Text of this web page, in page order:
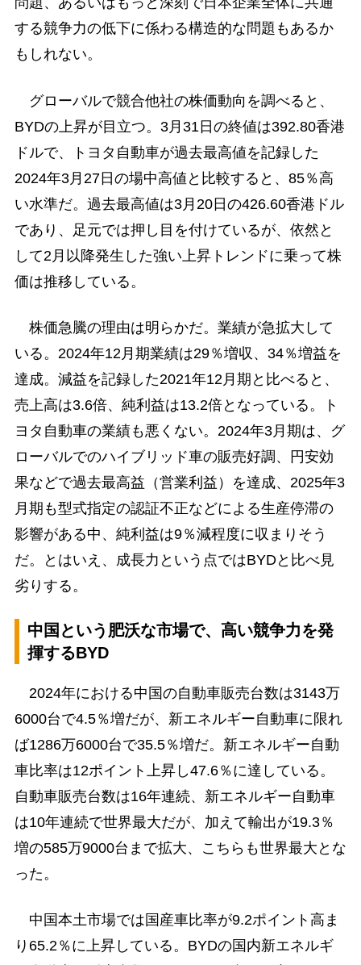
する競争力の低下に係わる構造的な問題もあるか
もしれない。
グローバルで競合他社の株価動向を調べると、
BYDの上昇が目立つ。3月31日の終値は392.80香港
ドルで、トヨタ自動車が過去最高値を記録した
2024年3月27日の場中高値と比較すると、85％高
い水準だ。過去最高値は3月20日の426.60香港ドル
であり、足元では押し目を付けているが、依然と
して2月以降発生した強い上昇トレンドに乗って株
価は推移している。
株価急騰の理由は明らかだ。業績が急拡大して
いる。2024年12月期業績は29％増収、34％増益を
達成。減益を記録した2021年12月期と比べると、
売上高は3.6倍、純利益は13.2倍となっている。ト
ヨタ自動車の業績も悪くない。2024年3月期は、グ
ローバルでのハイブリッド車の販売好調、円安効
果などで過去最高益（営業利益）を達成、2025年3
月期も型式指定の認証不正などによる生産停滞の
影響がある中、純利益は9％減程度に収まりそう
だ。とはいえ、成長力という点ではBYDと比べ見
劣りする。
中国という肥沃な市場で、高い競争力を発
揮するBYD
2024年における中国の自動車販売台数は3143万
6000台で4.5％増だが、新エネルギー自動車に限れ
ば1286万6000台で35.5％増だ。新エネルギー自動
車比率は12ポイント上昇し47.6％に達している。
自動車販売台数は16年連続、新エネルギー自動車
は10年連続で世界最大だが、加えて輸出が19.3％
増の585万9000台まで拡大、こちらも世界最大とな
った。
中国本土市場では国産車比率が9.2ポイント高ま
り65.2％に上昇している。BYDの国内新エネルギ